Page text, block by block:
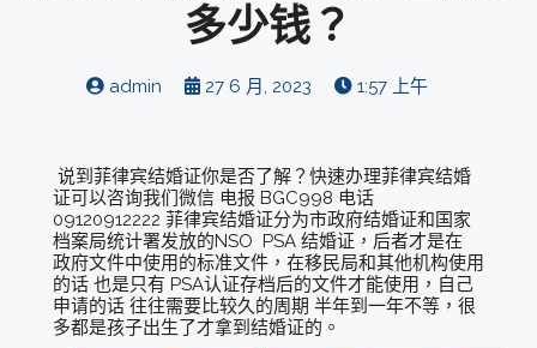
多少钱？
admin 27 6 月, 2023 1:57 上午
说到菲律宾结婚证你是否了解？快速办理菲律宾结婚
证可以咨询我们微信 电报 BGC998 电话
09120912222 菲律宾结婚证分为市政府结婚证和国家
档案局统计署发放的NSO PSA 结婚证，后者才是在
政府文件中使用的标准文件，在移民局和其他机构使用
的话 也是只有 PSA认证存档后的文件才能使用，自己
申请的话 往往需要比较久的周期 半年到一年不等，很
多都是孩子出生了才拿到结婚证的。